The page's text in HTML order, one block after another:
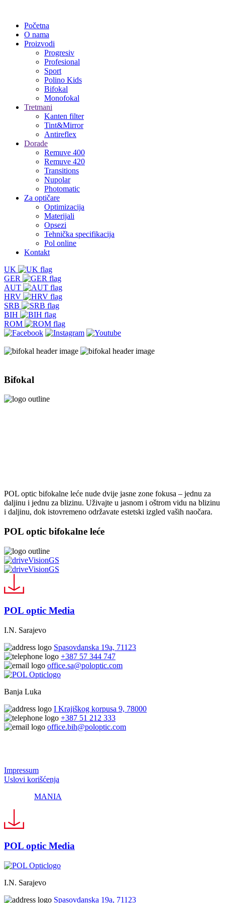
Početna
O nama
Proizvodi
Progresiv
Profesional
Sport
Polino Kids
Bifokal
Monofokal
Tretmani
Kanten filter
Tint&Mirror
Antireflex
Dorade
Remuve 400
Remuve 420
Transitions
Nupolar
Photomatic
Za optičare
Optimizacija
Materijali
Opsezi
Tehnička specifikacija
Pol online
Kontakt
UK
GER
AUT
HRV
SRB
BIH
ROM
Bifokal
POL optic bifokalne leće nude dvije jasne zone fokusa – jednu za
daljinu i jednu za blizinu. Uživajte u jasnom i oštrom vidu na blizinu
i daljinu, dok istovremeno održavate estetski izgled vaših naočara.
POL optic bifokalne leće
POL optic Media
I.N. Sarajevo
Spasovdanska 19a, 71123
+387 57 344 747
office.sa@poloptic.com
Banja Luka
I Krajiškog korpusa 9, 78000
+387 51 212 333
office.bih@poloptic.com
Impressum
Uslovi korišćenja
MANIA
POL optic Media
I.N. Sarajevo
Spasovdanska 19a, 71123